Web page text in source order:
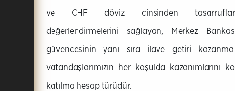
ve CHF döviz cinsinden
değerlendirmelerini sağlayan, Merkez
güvencesinin yanı sıra ilave getiri
vatandaşlarımızın her koşulda kazanımlarını
katılma hesap türüdür.